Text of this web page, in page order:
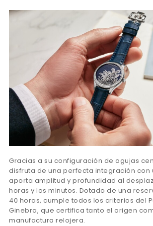
Gracias a su configuración de agujas
disfruta de una perfecta integración con
aporta amplitud y profundidad al
horas y los minutos. Dotado de una
40 horas, cumple todos los criterios del
Ginebra, que certifica tanto el origen
manufactura relojera.